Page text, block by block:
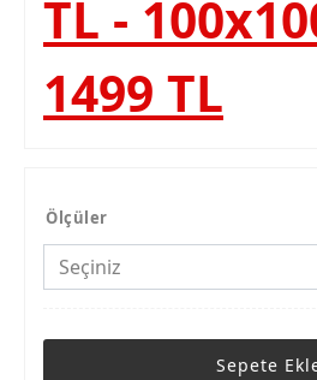
TL -
1499 TL
Ölçüler
Sepete